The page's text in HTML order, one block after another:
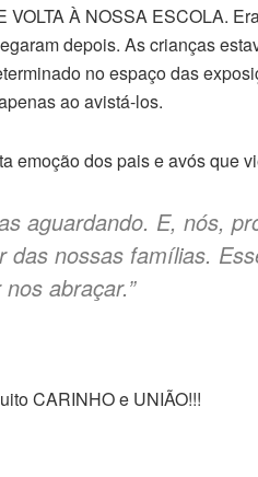
À NOSSA ESCOLA.
depois. As crianças
no espaço das
ao avistá-los.
emoção dos pais e avós que
aguardando. E, nós,
nossas famílias.
abraçar.”
CARINHO e UNIÃO!!!